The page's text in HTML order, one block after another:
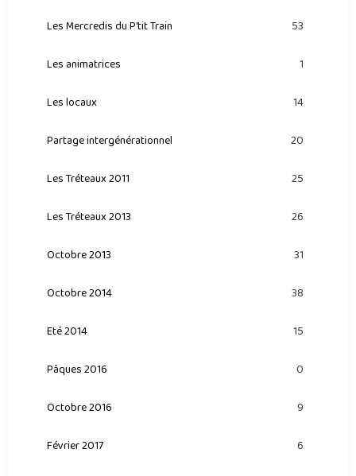
Les Mercredis du P'tit Train 53
Les animatrices 1
Les locaux 14
Partage intergénérationnel 20
Les Tréteaux 2011 25
Les Tréteaux 2013 26
Octobre 2013 31
Octobre 2014 38
Eté 2014 15
Pâques 2016 0
Octobre 2016 9
Février 2017 6